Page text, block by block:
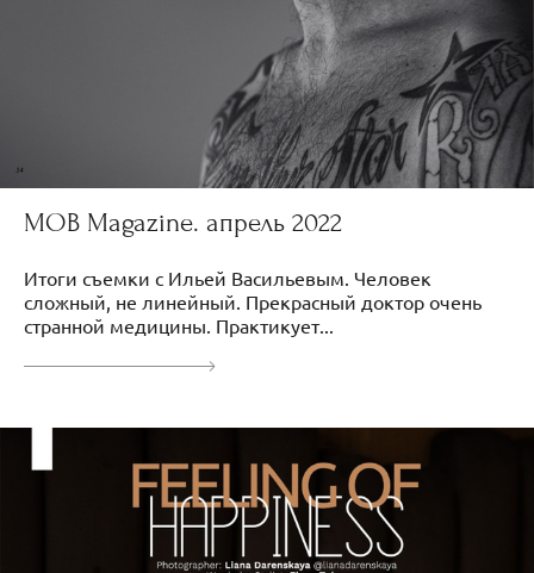
MOB Magazine. апрель 2022
Итоги съемки с Ильей Васильевым. Человек
сложный, не линейный. Прекрасный доктор очень
странной медицины. Практикует...